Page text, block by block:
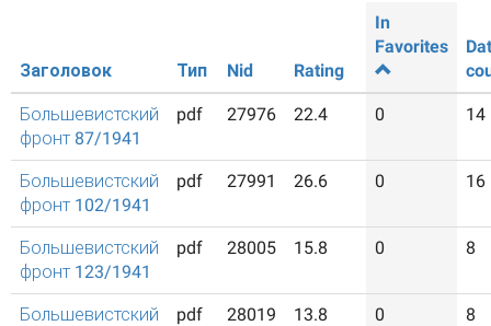
Заголовок Тип Nid Rating
In
Favorites
Большевистский
фронт 87/1941
pdf 27976 22.4 0 14
Большевистский
фронт 102/1941
pdf 27991 26.6 0 16
Большевистский
фронт 123/1941
pdf 28005 15.8 0 8
Большевистский
pdf 28019 13.8 0 8